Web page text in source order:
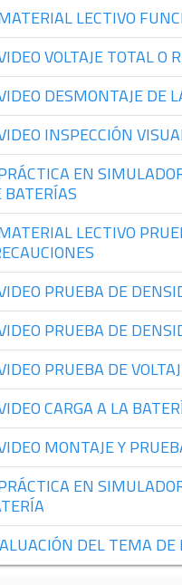
LECTIVO
VOLTAJE TOTAL O
DESMONTAJE DE
INSPECCIÓN
EN
BATERÍAS
LECTIVO
PRUEBA DE
PRUEBA DE
PRUEBA DE
CARGA A LA
MONTAJE Y
EN
DEL TEMA DE